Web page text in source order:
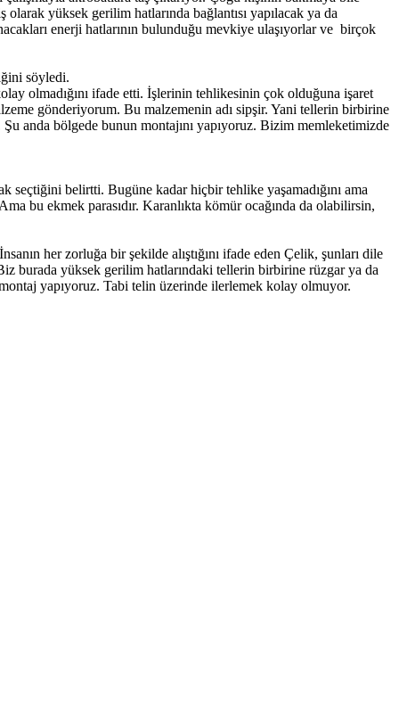
yüksek gerilim hatlarında bağlantısı yapılacak ya da
enerji hatlarının bulunduğu mevkiye ulaşıyorlar ve birçok
söyledi.
olmadığını ifade etti. İşlerinin tehlikesinin çok olduğuna işaret
gönderiyorum. Bu malzemenin adı sipşir. Yani tellerin birbirine
anda bölgede bunun montajını yapıyoruz. Bizim memleketimizde
seçtiğini belirtti. Bugüne kadar hiçbir tehlike yaşamadığını ama
bu ekmek parasıdır. Karanlıkta kömür ocağında da olabilirsin,
her zorluğa bir şekilde alıştığını ifade eden Çelik, şunları dile
burada yüksek gerilim hatlarındaki tellerin birbirine rüzgar ya da
yapıyoruz. Tabi telin üzerinde ilerlemek kolay olmuyor.